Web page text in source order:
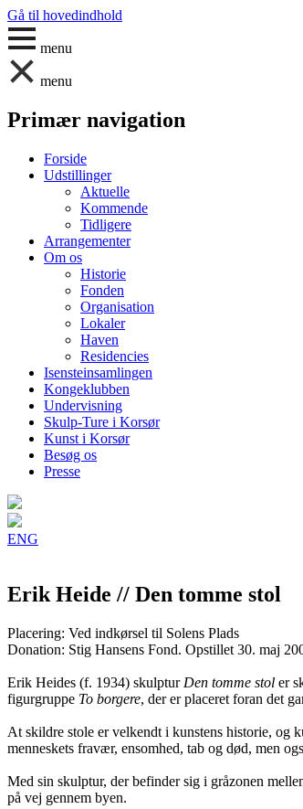
Gå til hovedindhold
menu
menu
Primær navigation
Forside
Udstillinger
Aktuelle
Kommende
Tidligere
Arrangementer
Om os
Historie
Fonden
Organisation
Lokaler
Haven
Residencies
Isensteinsamlingen
Kongeklubben
Undervisning
Skulp-Ture i Korsør
Kunst i Korsør
Besøg os
Presse
ENG
Erik Heide // Den tomme stol
Placering: Ved indkørsel til Solens Plads
Donation: Stig Hansens Fond. Opstillet 30. maj
Erik Heides (f. 1934) skulptur Den tomme stol er
figurgruppe To borgere, der er placeret foran det
At skildre stole er velkendt i kunstens historie, og
menneskets fravær, ensomhed, tab og død, men
Med sin skulptur, der befinder sig i gråzonen
på vej gennem byen.